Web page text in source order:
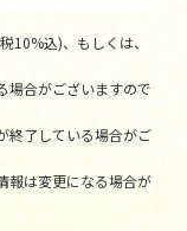
10%込)、もしくは、
場合がございますので
終了している場合がご
報は変更になる場合が